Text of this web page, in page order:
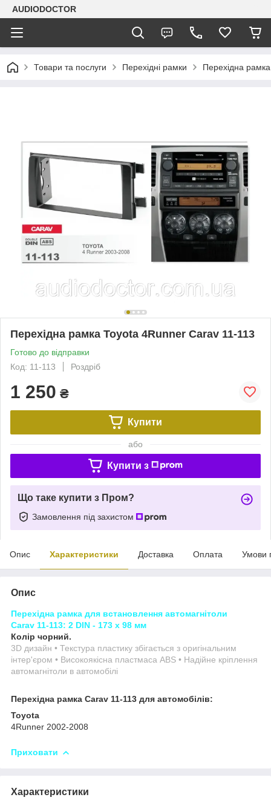
AUDIODOCTOR
Товари та послуги Перехідні рамки Перехідна
Перехідна рамка Toyota 4Runner Carav 11-113
Готово до відправки
Код: 11-113
Роздріб
1 250 ₴
Купити
або
Купити з
Що таке купити з Пром?
Замовлення під захистом
Опис Характеристики Доставка Оплата Умови
Опис
Перехідна рамка для встановлення автомагнітоли
Carav 11-113: 2 DIN - 173 x 98 мм
Колір чорний.
3D дизайн • Текстура пластику збігається з оригінальним
інтер'єром • Високоякісна пластмаса ABS • Надійне кріплення
автомагнітоли в автомобілі
Перехідна рамка Carav 11-113 для автомобілів:
Toyota
4Runner 2002-2008
Приховати
Характеристики